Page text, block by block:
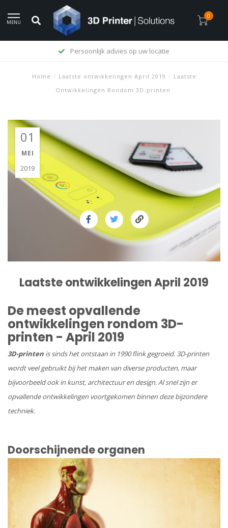
MENU
0
Persoonlijk advies op uw locatie
Home / Laatste ontwikkelingen April 2019 / Laatste
Ontwikkelingen Rondom 3D-printen
01
MEI
2019
Laatste ontwikkelingen April 2019
De meest opvallende
ontwikkelingen rondom 3D-
printen - April 2019
3D-printen is sinds het ontstaan in 1990 flink gegroeid. 3D-printen
wordt veel gebruikt bij het maken van diverse producten, maar
bijvoorbeeld ook in kunst, architectuur en design. Al snel zijn er
opvallende ontwikkelingen voortgekomen binnen deze bijzondere
techniek.
Doorschijnende organen